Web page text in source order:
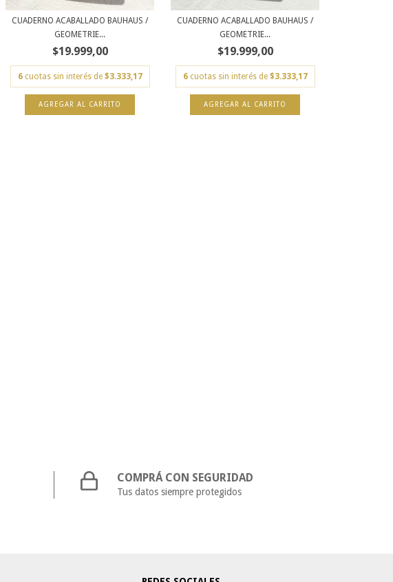
CUADERNO ACABALLADO BAUHAUS /
GEOMETRIE...
$19.999,00
6 cuotas sin interés de $3.333,17
CUADERNO ACABALLADO BAUHAUS /
GEOMETRIE...
$19.999,00
6 cuotas sin interés de $3.333,17
COMPRÁ CON SEGURIDAD
Tus datos siempre protegidos